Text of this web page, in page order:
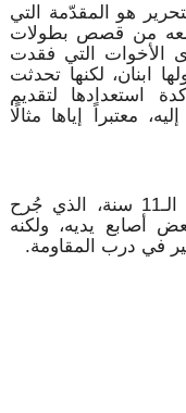
هو المقدّمة التي
من قصص بطولات
الأخوات التي فقدت
ابنان، لكنها تحدثت
استعدادها لتقديم
معتبراً إياها مثالًا
كما استشهد بقصة الطفل هادي، ابن الـ11 سنة، الذي جُرح
أصابع يديه، ولكنه
في درب المقاومة.